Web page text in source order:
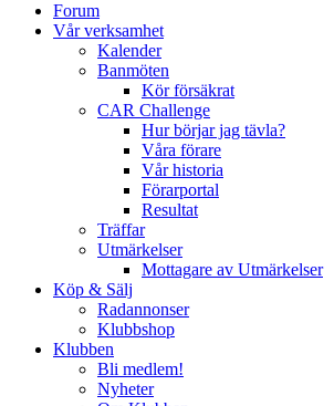
Forum
Vår verksamhet
Kalender
Banmöten
Kör försäkrat
CAR Challenge
Hur börjar jag tävla?
Våra förare
Vår historia
Förarportal
Resultat
Träffar
Utmärkelser
Mottagare av Utmärkelser
Köp & Sälj
Radannonser
Klubbshop
Klubben
Bli medlem!
Nyheter